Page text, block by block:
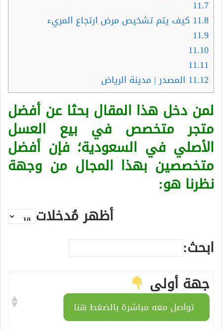
11.7
11.8 كيف يتم تشخيص مرض ارتجاع المريء
11.9
11.10
11.11
11.12 المصدر | مدينة الرياض
لمن دخل هذا المقال بحثا عن أفضل
متجر متخصص في بيع العسل
الأصلي في السعودية؛ فإن أفضل
متخصصين بهذا المجال من وجهة
نظرنا هو:
أظهر مُدخلات
ابحث:
جهة أولى
تواصل معه مباشرة بالضغط هنا